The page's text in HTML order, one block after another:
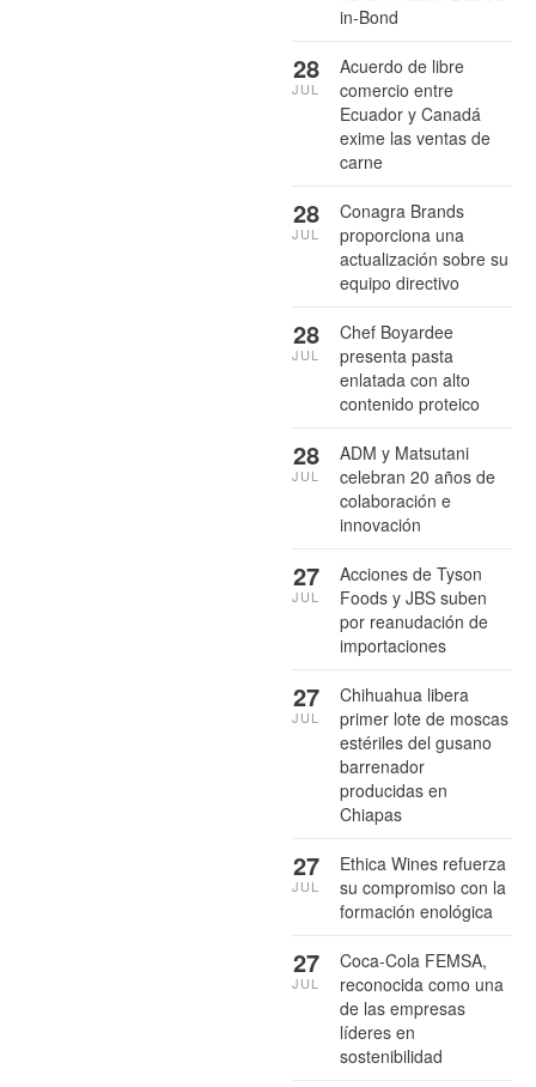
in-Bond
Acuerdo de libre
comercio entre
Ecuador y Canadá
exime las ventas de
carne
28
JUL
Conagra Brands
proporciona una
actualización sobre su
equipo directivo
28
JUL
Chef Boyardee
presenta pasta
enlatada con alto
contenido proteico
28
JUL
ADM y Matsutani
celebran 20 años de
colaboración e
innovación
28
JUL
Acciones de Tyson
Foods y JBS suben
por reanudación de
importaciones
27
JUL
Chihuahua libera
primer lote de moscas
estériles del gusano
barrenador
producidas en
Chiapas
27
JUL
Ethica Wines refuerza
su compromiso con la
formación enológica
27
JUL
Coca-Cola FEMSA,
reconocida como una
de las empresas
líderes en
sostenibilidad
27
JUL